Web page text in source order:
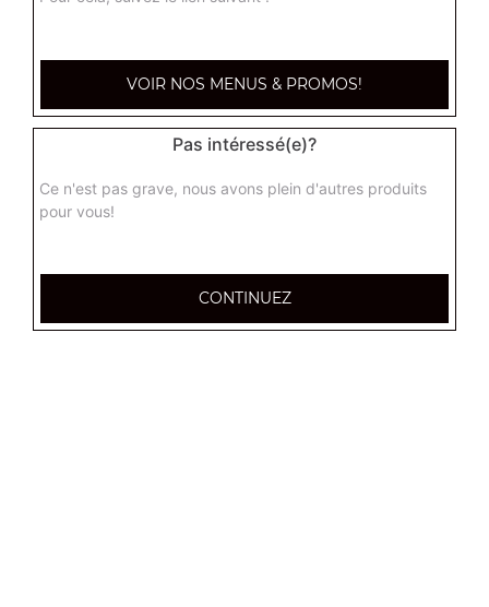
Fritots de mozzarella 4 pcs
Fritots de mozzarella 10 pcs
10.00€
VOIR NOS MENUS & PROMOS!
Pas intéressé(e)?
Ce n'est pas grave, nous avons plein d'autres produits
pour vous!
CONTINUEZ